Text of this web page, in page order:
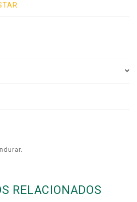
RELACIONADOS